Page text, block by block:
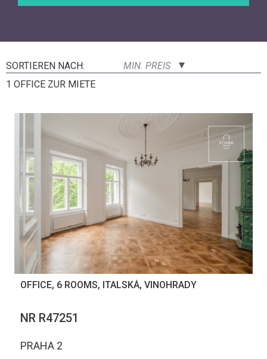
SORTIEREN NACH:
MIN. PREIS
1 OFFICE ZUR MIETE
OFFICE, 6 ROOMS, ITALSKÁ, VINOHRADY
NR R47251
PRAHA 2